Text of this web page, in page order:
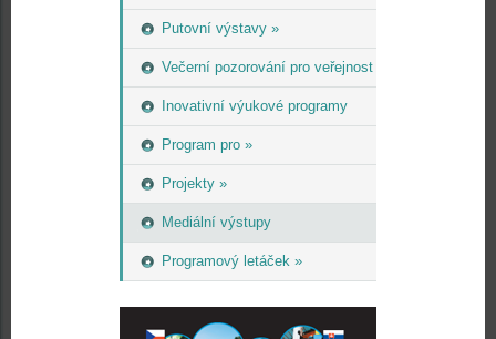
Putovní výstavy »
Večerní pozorování pro veřejnost
Inovativní výukové programy
Program pro »
Projekty »
Mediální výstupy
Programový letáček »